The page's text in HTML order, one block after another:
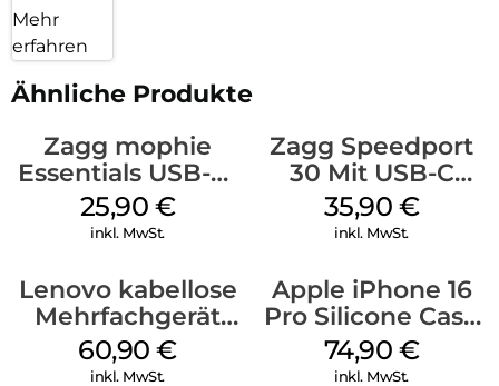
Mehr
erfahren
Ähnliche Produkte
Zagg mophie
Essentials USB-C-
20W Charger PD
Weiß
25,90 €
inkl. MwSt.
Zagg Speedport
30 Mit USB-C
Kabel Weiß
35,90 €
inkl. MwSt.
Lenovo kabellose
Mehrfachgerät
Luna Grey
60,90€
inkl. MwSt.
Apple iPhone 16
Pro Silicone Case
MagSafe Black
74,90 €
inkl. MwSt.